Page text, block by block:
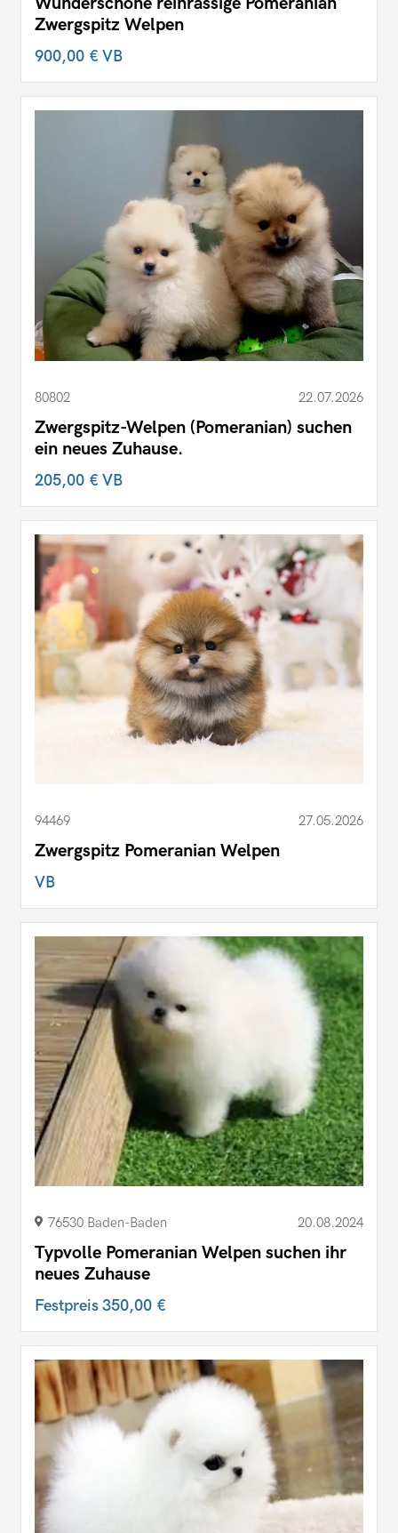
Zwergspitz Welpen
900,00 €VB
80802 22.07.2026
Zwergspitz-Welpen (Pomeranian) suchen
ein neues Zuhause.
205,00 €VB
94469 27.05.2026
Zwergspitz Pomeranian Welpen
VB
76530 Baden-Baden 20.08.2024
Typvolle Pomeranian Welpen suchen ihr
neues Zuhause
Festpreis350,00 €